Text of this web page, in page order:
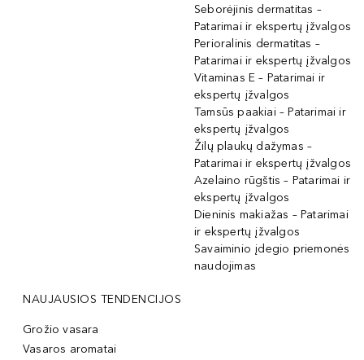
Seborėjinis dermatitas –
Patarimai ir ekspertų įžvalgos
Perioralinis dermatitas –
Patarimai ir ekspertų įžvalgos
Vitaminas E – Patarimai ir
ekspertų įžvalgos
Tamsūs paakiai – Patarimai ir
ekspertų įžvalgos
Žilų plaukų dažymas –
Patarimai ir ekspertų įžvalgos
Azelaino rūgštis – Patarimai ir
ekspertų įžvalgos
Dieninis makiažas – Patarimai
ir ekspertų įžvalgos
Savaiminio įdegio priemonės
naudojimas
NAUJAUSIOS TENDENCIJOS
Grožio vasara
Vasaros aromatai